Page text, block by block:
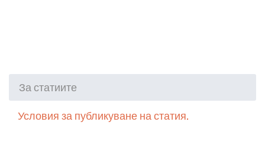
За статиите
Условия за публикуване на статия.